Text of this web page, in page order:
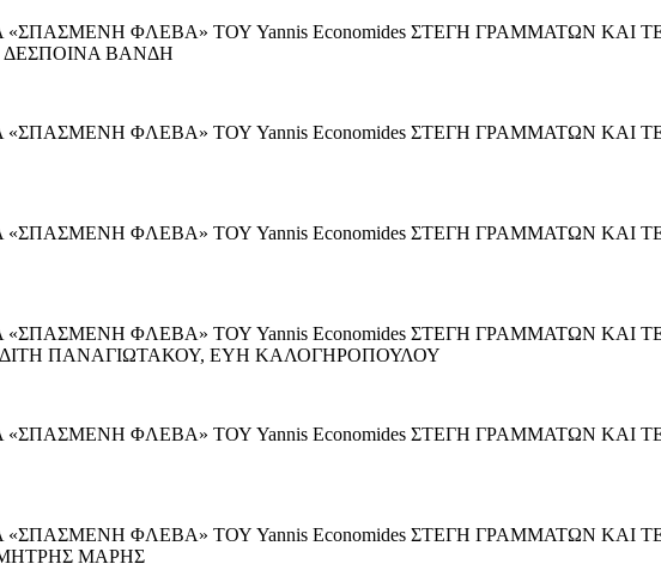
«ΣΠΑΣΜΕΝΗ ΦΛΕΒΑ» ΤΟΥ Yannis Economides ΣΤΕΓΗ ΓΡΑΜΜΑΤΩΝ ΚΑΙ
ΔΕΣΠΟΙΝΑ ΒΑΝΔΗ
«ΣΠΑΣΜΕΝΗ ΦΛΕΒΑ» ΤΟΥ Yannis Economides ΣΤΕΓΗ ΓΡΑΜΜΑΤΩΝ ΚΑΙ
«ΣΠΑΣΜΕΝΗ ΦΛΕΒΑ» ΤΟΥ Yannis Economides ΣΤΕΓΗ ΓΡΑΜΜΑΤΩΝ
«ΣΠΑΣΜΕΝΗ ΦΛΕΒΑ» ΤΟΥ Yannis Economides ΣΤΕΓΗ ΓΡΑΜΜΑΤΩΝ ΚΑΙ
ΠΑΝΑΓΙΩΤΑΚΟΥ, ΕΥΗ ΚΑΛΟΓΗΡΟΠΟΥΛΟΥ
«ΣΠΑΣΜΕΝΗ ΦΛΕΒΑ» ΤΟΥ Yannis Economides ΣΤΕΓΗ ΓΡΑΜΜΑΤΩΝ ΚΑΙ
«ΣΠΑΣΜΕΝΗ ΦΛΕΒΑ» ΤΟΥ Yannis Economides ΣΤΕΓΗ ΓΡΑΜΜΑΤΩΝ ΚΑΙ
ΜΑΡΗΣ